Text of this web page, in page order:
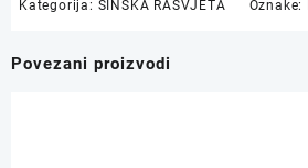
Kategorija: ŠINSKA RASVJETA Oznake:
Povezani proizvodi